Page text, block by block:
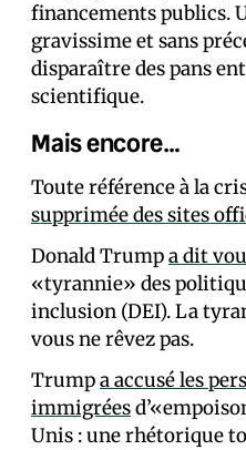
financements publics.
gravissime et sans
disparaître des pans
scientifique.
Mais encore…
Toute référence à la
supprimée des sites
Donald Trumpa dit
«tyrannie» des
inclusion (DEI). La
vous ne rêvez pas.
Trumpa accusé les
immigrées
Unis : une rhétorique